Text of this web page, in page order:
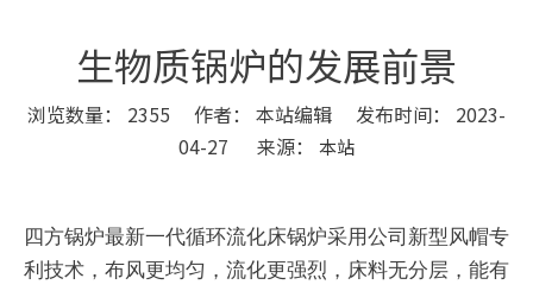
生物质锅炉的发展前景
浏览数量： 2355 作者： 本站编辑 发布时间： 2023-
04-27 来源： 本站
四方锅炉最新一代循环流化床锅炉采用公司新型风帽专
利技术，布风更均匀，流化更强烈，床料无分层，能有